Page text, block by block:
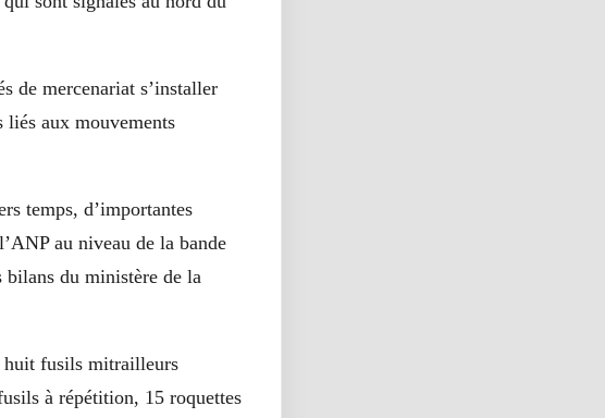
de mercenariat s’installer
liés aux mouvements
temps, d’importantes
au niveau de la bande
bilans du ministère de la
huit fusils mitrailleurs
à répétition, 15 roquettes